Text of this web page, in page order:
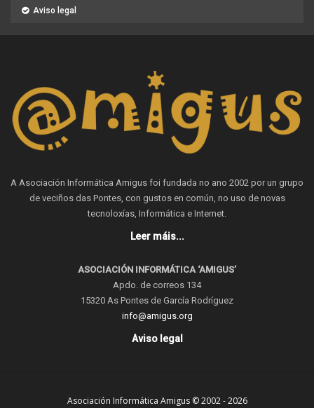
Aviso legal
A Asociación Informática Amigus foi fundada no ano 2002 por un grupo
de veciños das Pontes, con gustos en común, no uso de novas
tecnoloxías, Informática e Internet.
Leer máis...
ASOCIACIÓN INFORMÁTICA ‘AMIGUS’
Apdo. de correos 134
15320 As Pontes de García Rodríguez
info@amigus.org
Aviso legal
Asociación Informática Amigus © 2002 - 2026